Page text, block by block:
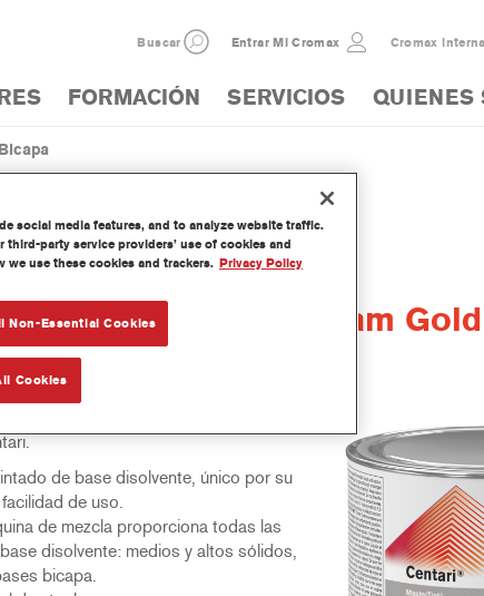
Buscar Entrar Mi Cromax Cromax
FORMACIÓN SERVICIOS QUIENES
MasterTint® Sunbeam
de base disolvente, único por su
de uso.
de mezcla proporciona todas las
disolvente: medios y altos sólidos,
bicapa.
social media features, and to analyze website traffic.
party service providers’ use of cookies and
use these cookies and trackers. Privacy Policy
Non-Essential Cookies
Cookies